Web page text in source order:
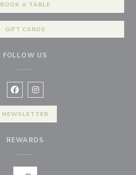
BOOK A TABLE
GIFT CARDS
FOLLOW US
Facebook ((opens in a new
Instagram ((opens in a new
NEWSLETTER
REWARDS